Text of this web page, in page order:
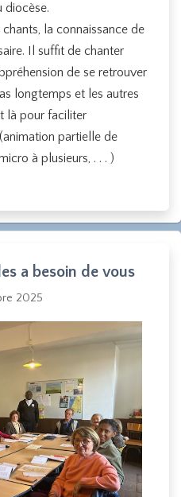
diocèse.
la connaissance de
Il suffit de chanter
de se retrouver
longtemps et les autres
là pour faciliter
partielle de
à plusieurs, . . . )
a besoin de vous
2025